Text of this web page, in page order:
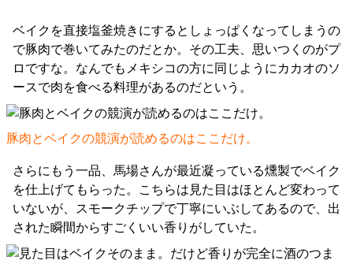
ベイクを直接塩釜焼きにするとしょっぱくなってしまうの
で豚肉で巻いてみたのだとか。その工夫、思いつくのがプ
ロですな。なんでもメキシコの方に同じようにカカオのソ
ースで肉を食べる料理があるのだという。
豚肉とベイクの競演が読めるのはここだけ。
さらにもう一品、馬場さんが最近凝っている燻製でベイク
を仕上げてもらった。こちらは見た目はほとんど変わって
いないが、スモークチップで丁寧にいぶしてあるので、出
された瞬間からすごくいい香りがしていた。